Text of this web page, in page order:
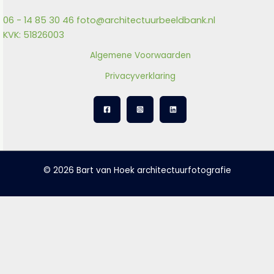
06 - 14 85 30 46 foto@architectuurbeeldbank.nl
KVK: 51826003
Algemene Voorwaarden
Privacyverklaring
© 2026 Bart van Hoek architectuurfotografie